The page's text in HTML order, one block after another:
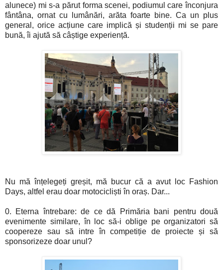
alunece) mi s-a părut forma scenei, podiumul care înconjura
fântâna, ornat cu lumânări, arăta foarte bine. Ca un plus
general, orice acțiune care implică și studenții mi se pare
bună, îi ajută să câștige experiență.
Nu mă înțelegeți greșit, mă bucur că a avut loc Fashion
Days, altfel erau doar motocicliști în oraș. Dar...
0. Eterna întrebare: de ce dă Primăria bani pentru două
evenimente similare, în loc să-i oblige pe organizatori să
coopereze sau să intre în competiție de proiecte și să
sponsorizeze doar unul?